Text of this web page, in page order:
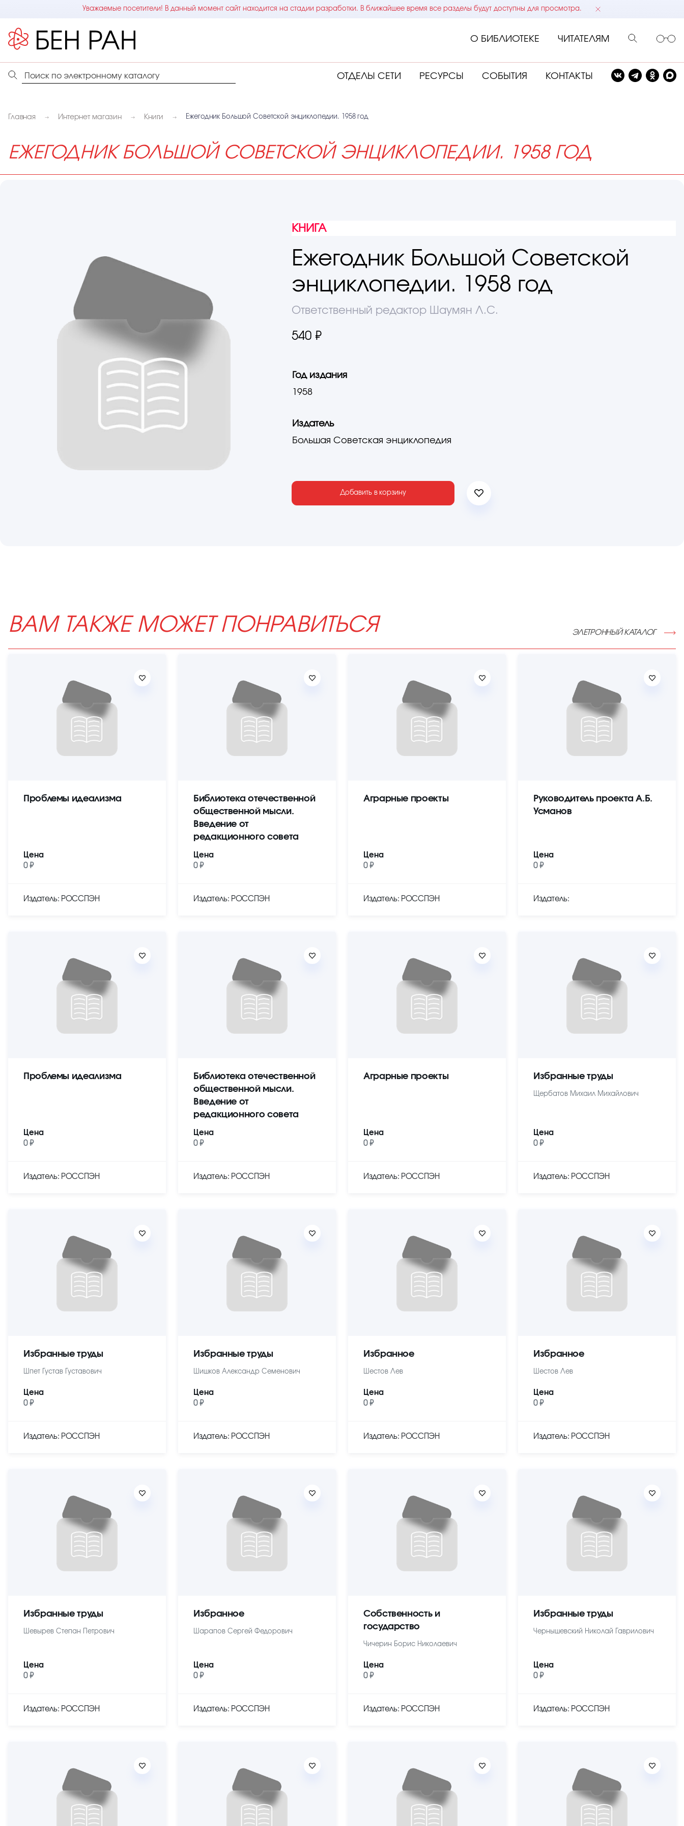
Уважаемые посетители! В данный момент сайт находится на стадии разработки. В ближайшее время все разделы будут доступны для просмотра.
О БИБЛИОТЕКЕ ЧИТАТЕЛЯМ
ОТДЕЛЫ СЕТИ РЕСУРСЫ СОБЫТИЯ КОНТАКТЫ
Главная Интернет магазин Книги Ежегодник Большой Советской энциклопедии. 1958 год
ЕЖЕГОДНИК БОЛЬШОЙ СОВЕТСКОЙ ЭНЦИКЛОПЕДИИ. 1958 ГОД
КНИГА
Ежегодник Большой Советской
энциклопедии. 1958 год
Ответственный редактор Шаумян Л.С.
540 ₽
Год издания
1958
Издатель
Большая Советская энциклопедия
Добавить в корзину
ВАМ ТАКЖЕ МОЖЕТ ПОНРАВИТЬСЯ ЭЛЕТРОННЫЙ КАТАЛОГ
Проблемы идеализма
Цена
0 ₽
Издатель: РОССПЭН
Библиотека отечественной
общественной мысли.
Введение от
редакционного совета
Цена
0 ₽
Издатель: РОССПЭН
Аграрные проекты
Цена
0 ₽
Издатель: РОССПЭН
Руководитель проекта А.Б.
Усманов
Цена
0 ₽
Издатель:
Проблемы идеализма
Цена
0 ₽
Издатель: РОССПЭН
Библиотека отечественной
общественной мысли.
Введение от
редакционного совета
Цена
0 ₽
Издатель: РОССПЭН
Аграрные проекты
Цена
0 ₽
Издатель: РОССПЭН
Избранные труды
Щербатов Михаил Михайлович
Цена
0 ₽
Издатель: РОССПЭН
Избранные труды
Шпет Густав Густавович
Цена
0 ₽
Издатель: РОССПЭН
Избранные труды
Шишков Александр Семенович
Цена
0 ₽
Издатель: РОССПЭН
Избранное
Шестов Лев
Цена
0 ₽
Издатель: РОССПЭН
Избранное
Шестов Лев
Цена
0 ₽
Издатель: РОССПЭН
Избранные труды
Шевырев Степан Петрович
Цена
0 ₽
Издатель: РОССПЭН
Избранное
Шарапов Сергей Федорович
Цена
0 ₽
Издатель: РОССПЭН
Собственность и
государство
Чичерин Борис Николаевич
Цена
0 ₽
Издатель: РОССПЭН
Избранные труды
Чернышевский Николай Гаврилович
Цена
0 ₽
Издатель: РОССПЭН